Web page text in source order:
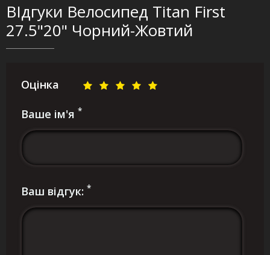
ВІдгуки Велосипед Titan First
27.5"20" Чорний-Жовтий
Оцінка
Ваше ім'я *
Ваш відгук: *